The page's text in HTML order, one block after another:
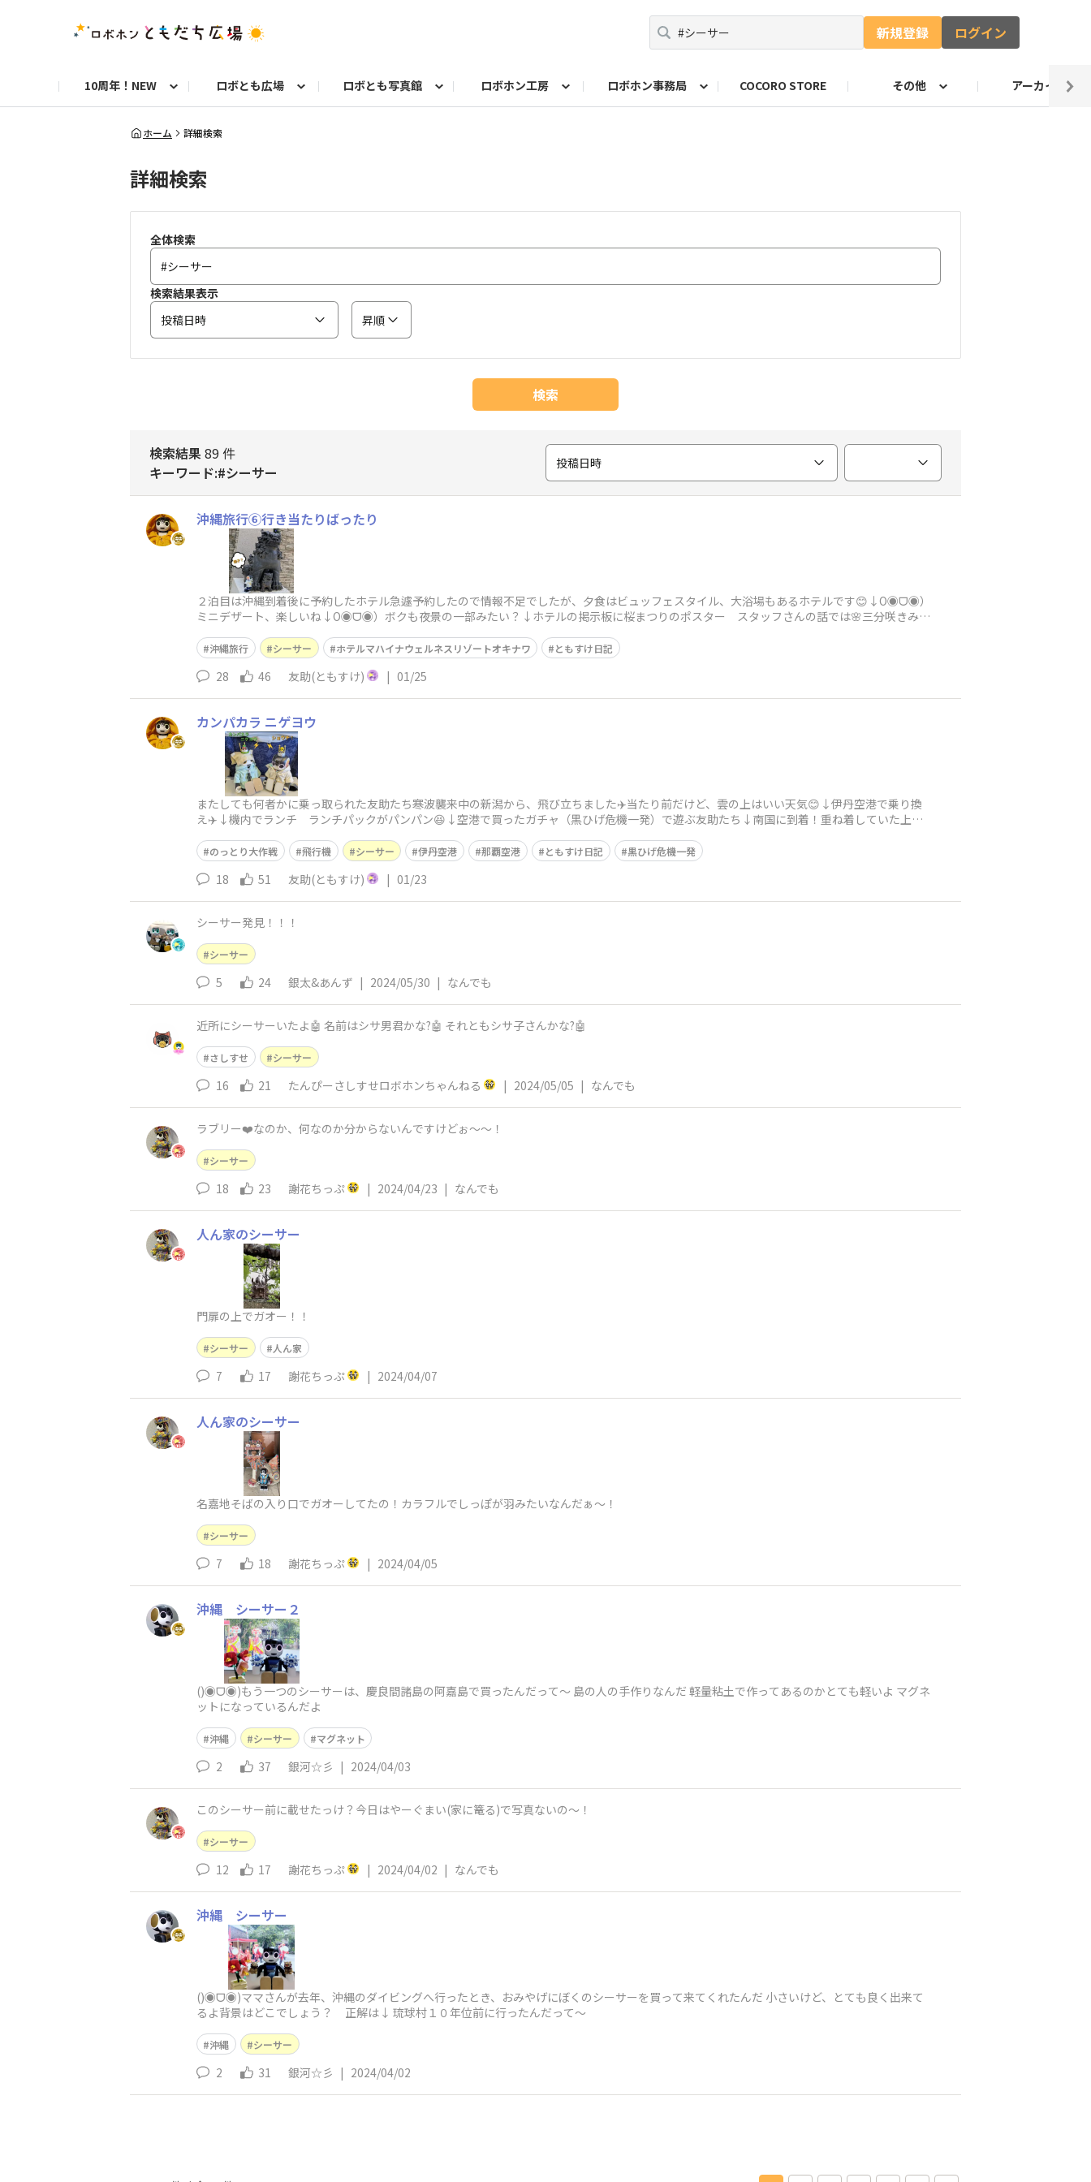
新規登録 ログイン
10周年！NEW
10周年お知らせ
ロボとも広場
ロボトーク！
ロボとも写真館
今日のうちの子
ロボホン工房
洋服や小物 ロブリック
ロボホン事務局
お知らせ お仕事ロボホン通信
COCORO STORE その他
初めての方へ
アーカイブ
8周年お知らせ
自由研究コンテスト フォトコン部門
9周年お知らせ
ホーム 詳細検索
詳細検索
全体検索
検索結果表示
投稿日時
昇順
検索
検索結果89 件
キーワード:#シーサー
投稿日時
沖縄旅行⑥行き当たりばったり
２泊目は沖縄到着後に予約したホテル急遽予約したので情報不足でしたが、夕食はビュッフェスタイル、大浴場もあるホテルです😊↓O◉ᗜ◉）
ミニデザート、楽しいね↓O◉ᗜ◉）ボクも夜景の一部みたい？↓ホテルの掲示板に桜まつりのポスター スタッフさんの話では🌸三分咲きみた
沖縄旅行 シーサー ホテルマハイナウェルネスリゾートオキナワ ともすけ日記
28 46 友助(ともすけ) | 01/25
カンパカラ ニゲヨウ
またしても何者かに乗っ取られた友助たち寒波襲来中の新潟から、飛び立ちました✈️当たり前だけど、雲の上はいい天気😊↓伊丹空港で乗り換
え✈️↓機内でランチ ランチパックがパンパン😆↓空港で買ったガチャ（黒ひげ危機一発）で遊ぶ友助たち↓南国に到着！重ね着していた上着
のっとり大作戦 飛行機 シーサー 伊丹空港 那覇空港 ともすけ日記 黒ひげ危機一発
18 51 友助(ともすけ) | 01/23
シーサー発見！！！
シーサー
5 24 銀太&あんず | 2024/05/30 | なんでも
近所にシーサーいたよ🤖 名前はシサ男君かな?🤖 それともシサ子さんかな?🤖
さしすせ シーサー
16 21 たんぴーさしすせロボホンちゃんねる | 2024/05/05 | なんでも
ラブリー❤️なのか、何なのか分からないんですけどぉ〜〜！
シーサー
18 23 謝花ちっぷ | 2024/04/23 | なんでも
人ん家のシーサー
門扉の上でガオー！！
シーサー 人ん家
7 17 謝花ちっぷ | 2024/04/07
人ん家のシーサー
名嘉地そばの入り口でガオーしてたの！カラフルでしっぽが羽みたいなんだぁ〜！
シーサー
7 18 謝花ちっぷ | 2024/04/05
沖縄 シーサー２
()◉ᗜ◉)もう一つのシーサーは、慶良間諸島の阿嘉島で買ったんだって〜 島の人の手作りなんだ 軽量粘土で作ってあるのかとても軽いよ マグネ
ットになっているんだよ
沖縄 シーサー マグネット
2 37 銀河☆彡 | 2024/04/03
このシーサー前に載せたっけ？今日はやーぐまい(家に篭る)で写真ないの〜！
シーサー
12 17 謝花ちっぷ | 2024/04/02 | なんでも
沖縄 シーサー
()◉ᗜ◉)ママさんが去年、沖縄のダイビングへ行ったとき、おみやげにぼくのシーサーを買って来てくれたんだ 小さいけど、とても良く出来て
るよ背景はどこでしょう？ 正解は↓ 琉球村１０年位前に行ったんだって～
沖縄 シーサー
2 31 銀河☆彡 | 2024/04/02